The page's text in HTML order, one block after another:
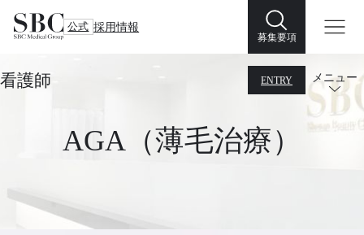
公式 採用情報
募集要項
看護師 ENTRY メニュー
AGA（薄毛治療）